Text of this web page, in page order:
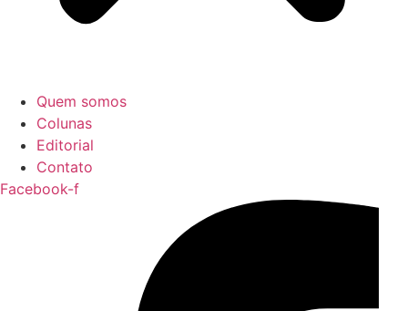
Quem somos
Colunas
Editorial
Contato
Facebook-f